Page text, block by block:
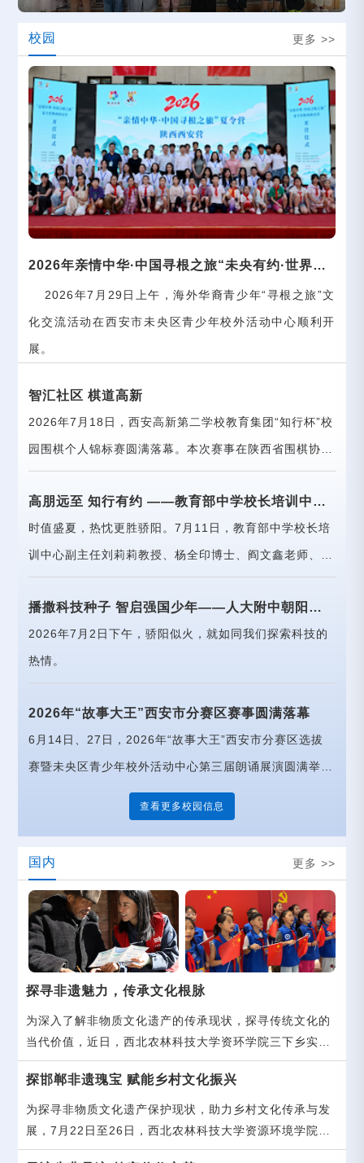
校园 更多 >>
2026年亲情中华·中国寻根之旅“未央有约·世界共
少年”文化交流活动顺利举办
2026年7月29日上午，海外华裔青少年“寻根之旅”文
化交流活动在西安市未央区青少年校外活动中心顺利开
展。
智汇社区 棋道高新
2026年7月18日，西安高新第二学校教育集团“知行杯”校
园围棋个人锦标赛圆满落幕。本次赛事在陕西省围棋协
会、高新区教体局的悉心指导下，由西安高新第二学校教
育集团主办
高朋远至 知行有约 ——教育部中学校长培训中心
高研班一行莅临西安高新第二学校访学交流
时值盛夏，热忱更胜骄阳。7月11日，教育部中学校长培
训中心副主任刘莉莉教授、杨全印博士、阎文鑫老师、华
东师大基础教育处刘勇老师组织并带队全国中学优秀党组
织书记校长高级研修班（第20期）
播撒科技种子 智启强国少年——人大附中朝阳实
验学校五（5）中队走进科大讯飞
2026年7月2日下午，骄阳似火，就如同我们探索科技的
热情。
2026年“故事大王”西安市分赛区赛事圆满落幕
6月14日、27日，2026年“故事大王”西安市分赛区选拔
赛暨未央区青少年校外活动中心第三届朗诵展演圆满举
查看更多校园信息
国内 更多 >>
探寻非遗魅力，传承文化根脉
为深入了解非物质文化遗产的传承现状，探寻传统文化的
当代价值，近日，西北农林科技大学资环学院三下乡实践
团队走进河北邯郸峰峰矿区，围绕磁州窑陶瓷技艺与苇子
灯舞两项国家级非遗项目，开展了为期五天的实地调研活
动。
探邯郸非遗瑰宝 赋能乡村文化振兴
为探寻非物质文化遗产保护现状，助力乡村文化传承与发
展，7月22日至26日，西北农林科技大学资源环境学院环
境工程、环境科学专业2023级7名学子组成的“赴邯郸非遗